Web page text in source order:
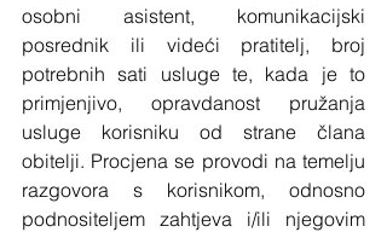
osobni asistent, komunikacijski
posrednik ili videći pratitelj, broj
potrebnih sati usluge te, kada je to
primjenjivo, opravdanost pružanja
usluge korisniku od strane člana
obitelji. Procjena se provodi na temelju
razgovora s korisnikom, odnosno
podnositeljem zahtjeva i/ili njegovim